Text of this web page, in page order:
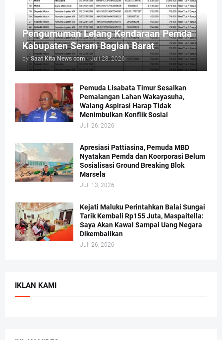
Pengumuman Lelang Kendaraan Pemda
Kabupaten Seram Bagian Barat
by Saat Kita News com - Juli 28, 2026
Pemuda Lisabata Timur Sesalkan
Pemalangan Lahan Wakayasuha,
Walang Aspirasi Harap Tidak
Menimbulkan Konflik Sosial
Juli 26, 2026
Apresiasi Pattiasina, Pemuda MBD
Nyatakan Pemda dan Koorporasi Belum
Sosialisasi Ground Breaking Blok
Marsela
Juli 13, 2026
Kejati Maluku Perintahkan Balai Sungai
Tarik Kembali Rp155 Juta, Maspaitella:
Saya Akan Kawal Sampai Uang Negara
Dikembalikan
Juli 26, 2026
IKLAN KAMI